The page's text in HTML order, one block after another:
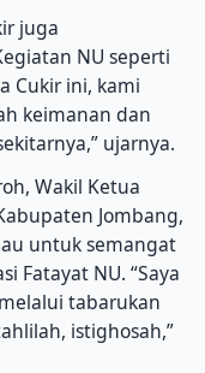
juga
NU seperti
Cukir ini, kami
keimanan dan
ujarnya.
Wakil Ketua
Jombang,
untuk semangat
Fatayat NU. “Saya
tabarukan
istighosah,”